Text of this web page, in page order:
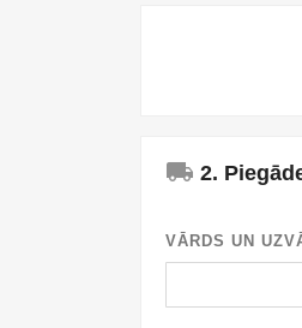
local_shipping 2.
VĀRDS UN